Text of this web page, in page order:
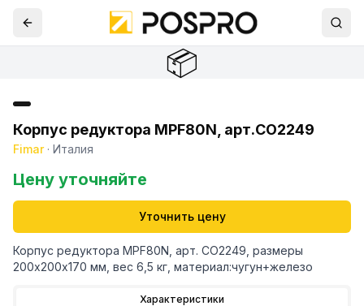
📦
Корпус редуктора MPF80N, арт.CO2249
Fimar· Италия
Цену уточняйте
Уточнить цену
Корпус редуктора MPF80N, арт. CO2249, размеры
200х200х170 мм, вес 6,5 кг, материал:чугун+железо
Характеристики